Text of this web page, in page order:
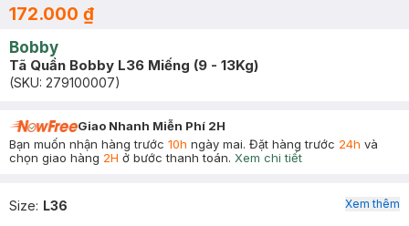
172.000 ₫
Bobby
Tã Quần Bobby L36 Miếng (9 - 13Kg)
(SKU: 279100007)
Giao Nhanh Miễn Phí 2H
Bạn muốn nhận hàng trước 10h ngày mai. Đặt hàng trước 24h và
chọn giao hàng 2H ở bước thanh toán. Xem chi tiết
Size: L36 Xem thêm